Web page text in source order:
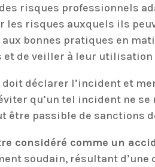
risques professionnels
risques auxquels ils
bonnes pratiques en
de veiller à leur utilisation
déclarer l’incident et
qu’un tel incident ne se
être passible de sanctions
considéré comme un
soudain, résultant